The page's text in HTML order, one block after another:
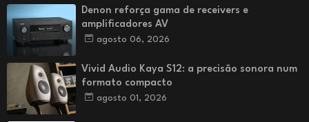
Denon reforça gama de receivers e
amplificadores AV
agosto 06, 2026
Vivid Audio Kaya S12: a precisão sonora num
formato compacto
agosto 01, 2026